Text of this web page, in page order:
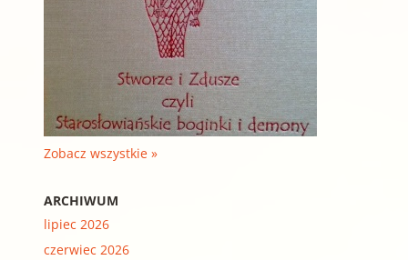
Zobacz wszystkie »
ARCHIWUM
lipiec 2026
czerwiec 2026